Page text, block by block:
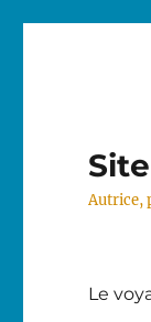
Autrice,
Le